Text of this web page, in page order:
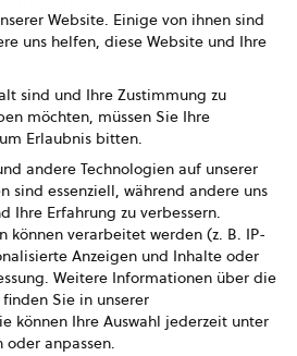
Presse
Impressum
Datenschutz
AGB
Marketing GmbH
AGB Bildung
Newsletter
Website. Einige von ihnen sind
uns helfen, diese Website und Ihre
sind und Ihre Zustimmung zu
möchten, müssen Sie Ihre
Erlaubnis bitten.
andere Technologien auf unserer
sind essenziell, während andere uns
Ihre Erfahrung zu verbessern.
können verarbeitet werden (z. B. IP-
Anzeigen und Inhalte oder
Weitere Informationen über die
Sie in unserer
können Ihre Auswahl jederzeit unter
oder anpassen.